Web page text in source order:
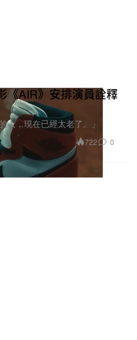
《AIR》安排演員詮釋
人，現在已經太老了。」
722 0